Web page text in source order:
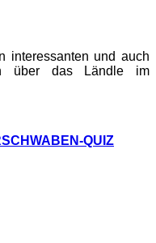
interessanten und auch
über das Ländle im
QUIZ